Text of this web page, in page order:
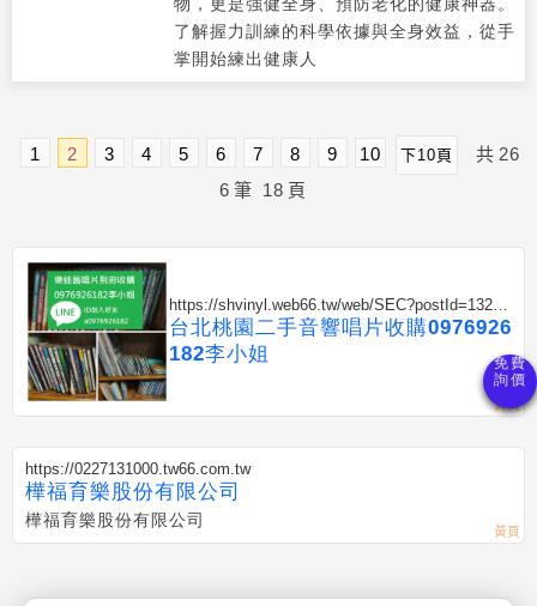
了解握力訓練的科學依據與全身效益，從手
掌開始練出健康人
1 2 3 4 5 6 7 8 9 10 下10頁 共 26
6 筆 18 頁
https://shvinyl.web66.tw/web/SEC?postId=13239
79
台北桃園二手音響唱片收購0976926
182李小姐
https://0227131000.tw66.com.tw
樺福育樂股份有限公司
樺福育樂股份有限公司